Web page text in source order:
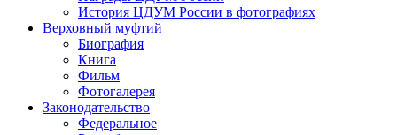
История ЦДУМ России в фотографиях
Верховный муфтий
Биография
Книга
Фильм
Фотогалерея
Законодательство
Федеральное